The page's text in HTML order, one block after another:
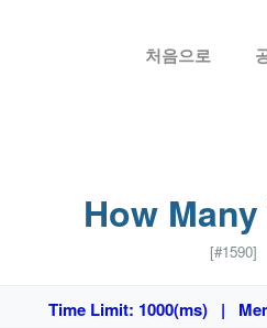
처음으로
How
[#1590]
Time Limit: 1000(ms) |